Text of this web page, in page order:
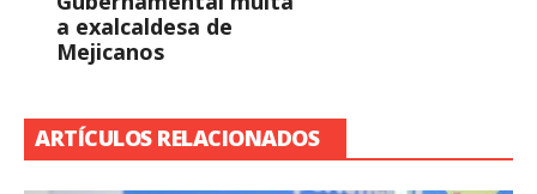
a exalcaldesa de
Mejicanos
ARTÍCULOS RELACIONADOS